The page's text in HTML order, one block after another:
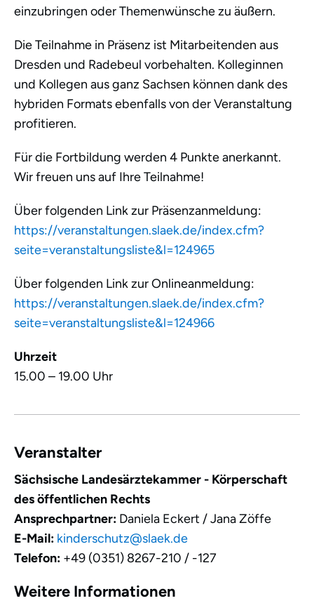
einzubringen oder Themenwünsche zu äußern.
Die Teilnahme in Präsenz ist Mitarbeitenden aus
Dresden und Radebeul vorbehalten. Kolleginnen
und Kollegen aus ganz Sachsen können dank des
hybriden Formats ebenfalls von der Veranstaltung
profitieren.
Für die Fortbildung werden 4 Punkte anerkannt.
Wir freuen uns auf Ihre Teilnahme!
Über folgenden Link zur Präsenzanmeldung:
https://veranstaltungen.slaek.de/index.cfm?
seite=veranstaltungsliste&l=124965
Über folgenden Link zur Onlineanmeldung:
https://veranstaltungen.slaek.de/index.cfm?
seite=veranstaltungsliste&l=124966
Uhrzeit
15.00 – 19.00 Uhr
Veranstalter
Sächsische Landesärztekammer - Körperschaft
des öffentlichen Rechts
Ansprechpartner: Daniela Eckert / Jana Zöffe
E-Mail: kinderschutz@slaek.de
Telefon: +49 (0351) 8267-210 / -127
Weitere Informationen